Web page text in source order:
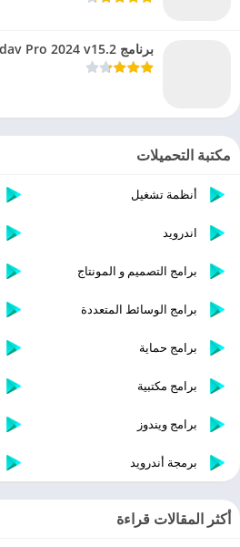
برنامج Smadav Pro 2024 v15.2 كامل مع التفعيل
مكتبة التحميلات
أنظمة تشغيل
اندرويد
برامج التصميم و المونتاج
برامج الوسائط المتعددة
برامج حماية
برامج مكتبية
برامج ويندوز
برمجة أندرويد
أكثر المقالات قراءة